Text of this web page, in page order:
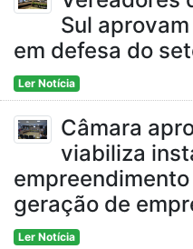
Sul
em defesa do
Ler Notícia
Câmara
viabiliza
geração de
Ler Notícia